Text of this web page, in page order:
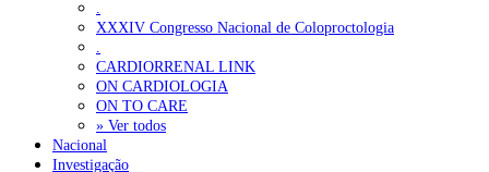
ANEM reúne com coordenador do Pacto Estratégico para a
Saúde
Sindicato diz que nova carreira de médicos dentistas reforça
estabilidade no SNS
NOTÍCIAS MAIS LIDAS
.
XXXIV Congresso Nacional de Coloproctologia
.
CARDIORRENAL LINK
ON CARDIOLOGIA
ON TO CARE
» Ver todos
Nacional
Investigação